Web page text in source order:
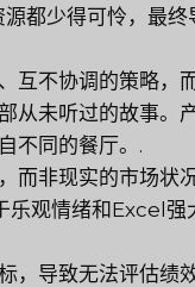
都少得可怜，最
互不协调的策略，
从未听过的故事。
不同的餐厅。.
而非现实的市场状
观情绪和Excel
，导致无法评估绩